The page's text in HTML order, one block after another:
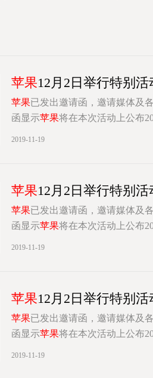
苹果12月2日举行特别
苹果已发出邀请函，邀请媒体及
函显示苹果将在本次活动上公布
2019-11-19
苹果12月2日举行特别
苹果已发出邀请函，邀请媒体及
函显示苹果将在本次活动上公布
2019-11-19
苹果12月2日举行特别
苹果已发出邀请函，邀请媒体及
函显示苹果将在本次活动上公布
2019-11-19